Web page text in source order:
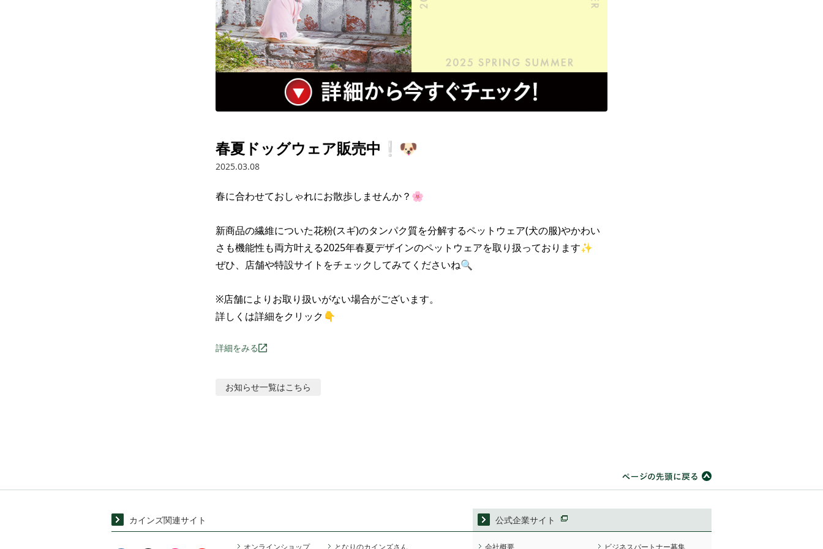
春夏ドッグウェア販売中❕🐶
2025.03.08
春に合わせておしゃれにお散歩しませんか？🌸
新商品の繊維についた花粉(スギ)のタンパク質を分解するペットウェア(犬の服)やかわい
さも機能性も両方叶える2025年春夏デザインのペットウェアを取り扱っております✨
ぜひ、店舗や特設サイトをチェックしてみてくださいね🔍
※店舗によりお取り扱いがない場合がございます。
詳しくは詳細をクリック👇
詳細をみる
お知らせ一覧はこちら
カインズ関連サイト
オンラインショップ となりのカインズさん
公式企業サイト
会社概要 ビジネスパートナー募集